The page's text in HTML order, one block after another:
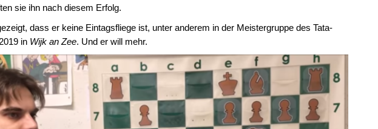
sie ihn nach diesem Erfolg.
dass er keine Eintagsfliege ist, unter anderem in der Meistergruppe des Tata-
in Wijk an Zee. Und er will mehr.